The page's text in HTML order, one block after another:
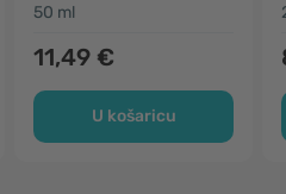
50 ml
11,49 €
U košaricu